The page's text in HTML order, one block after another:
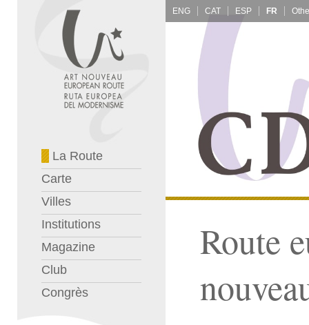
La Route
Carte
Villes
Institutions
Magazine
Club
Congrès
ENG CAT ESP FR
Route